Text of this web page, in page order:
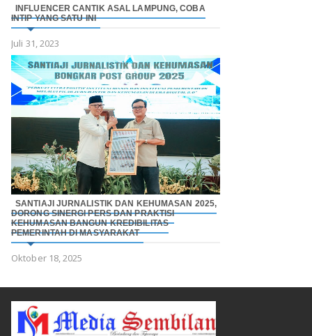
INFLUENCER CANTIK ASAL LAMPUNG, COBA
INTIP YANG SATU INI
Juli 31, 2023
SANTIAJI JURNALISTIK DAN KEHUMASAN 2025,
DORONG SINERGI PERS DAN PRAKTISI
KEHUMASAN BANGUN KREDIBILITAS
PEMERINTAH DI MASYARAKAT
Oktober 18, 2025